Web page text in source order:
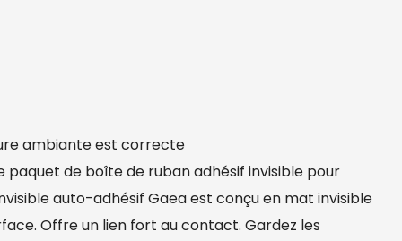
ambiante est correcte
paquet de boîte de ruban adhésif invisible pour
auto-adhésif Gaea est conçu en mat invisible
Offre un lien fort au contact. Gardez les